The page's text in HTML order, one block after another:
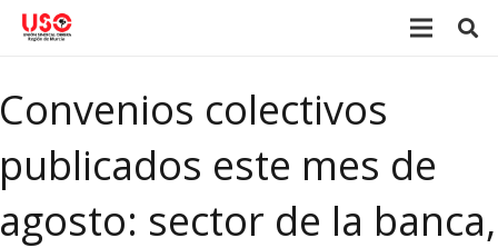
Convenios colectivos
publicados este mes de
agosto: sector de la banca,